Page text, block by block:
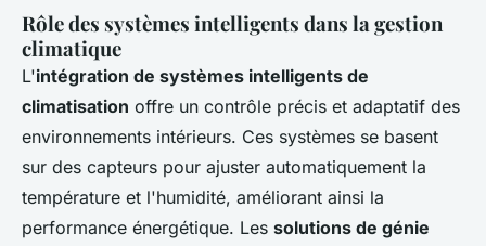
Rôle des systèmes intelligents dans la gestion
climatique
L'intégration de systèmes intelligents de
climatisation offre un contrôle précis et adaptatif des
environnements intérieurs. Ces systèmes se basent
sur des capteurs pour ajuster automatiquement la
température et l'humidité, améliorant ainsi la
performance énergétique. Les solutions de génie